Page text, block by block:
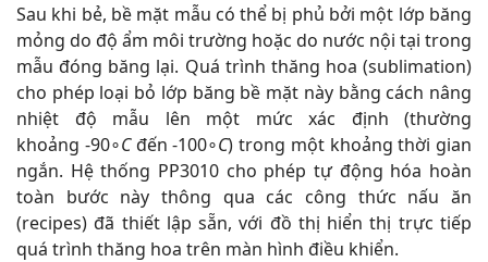
Sau khi bẻ, bề mặt mẫu có thể bị phủ bởi một lớp băng
mỏng do độ ẩm môi trường hoặc do nước nội tại trong
mẫu đóng băng lại. Quá trình thăng hoa (sublimation)
cho phép loại bỏ lớp băng bề mặt này bằng cách nâng
nhiệt độ mẫu lên một mức xác định (thường
khoảng -90∘Cđến -100∘C) trong một khoảng thời gian
ngắn. Hệ thống PP3010 cho phép tự động hóa hoàn
toàn bước này thông qua các công thức nấu ăn
(recipes) đã thiết lập sẵn, với đồ thị hiển thị trực tiếp
quá trình thăng hoa trên màn hình điều khiển.